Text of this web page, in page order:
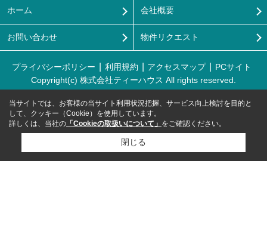
ホーム 会社概要
お問い合わせ 物件リクエスト
プライバシーポリシー 利用規約 アクセスマップ
PCサイト
Copyright(c) 株式会社ティーハウス All rights reserved.
当サイトでは、お客様の当サイト利用状況把握、サービス向上検討を目的と
して、クッキー（Cookie）を使用しています。
詳しくは、当社の 「Cookieの取扱いについて」 をご確認ください。
閉じる